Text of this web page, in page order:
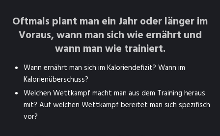
Oftmals plant man ein Jahr oder länger im
Voraus, wann man sich wie ernährt und
wann man wie trainiert.
Wann ernährt man sich im Kaloriendefizit? Wann im
Kalorienüberschuss?
Welchen Wettkampf macht man aus dem Training heraus
mit? Auf welchen Wettkampf bereitet man sich spezifisch
vor?